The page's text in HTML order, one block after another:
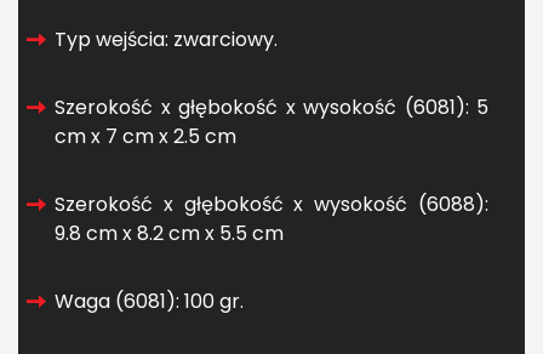
Typ wejścia: zwarciowy.
Szerokość x głębokość x wysokość (6081): 5
cm x 7 cm x 2.5 cm
Szerokość x głębokość x wysokość (6088):
9.8 cm x 8.2 cm x 5.5 cm
Waga (6081): 100 gr.